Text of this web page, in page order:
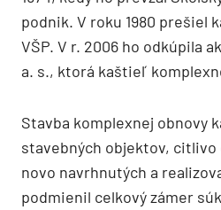
podnik. V roku 1980 prešiel
VŠP. V r. 2006 ho odkúpila
a. s., ktorá kaštieľ
Stavba komplexnej obnovy
stavebných objektov, citlivo
novo navrhnutých a
podmienil celkový zámer